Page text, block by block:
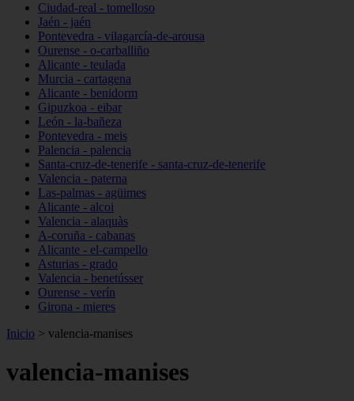
Ciudad-real - tomelloso
Jaén - jaén
Pontevedra - vilagarcía-de-arousa
Ourense - o-carballiño
Alicante - teulada
Murcia - cartagena
Alicante - benidorm
Gipuzkoa - eibar
León - la-bañeza
Pontevedra - meis
Palencia - palencia
Santa-cruz-de-tenerife - santa-cruz-de-tenerife
Valencia - paterna
Las-palmas - agüimes
Alicante - alcoi
Valencia - alaquàs
A-coruña - cabanas
Alicante - el-campello
Asturias - grado
Valencia - benetússer
Ourense - verín
Girona - mieres
Inicio > valencia-manises
valencia-manises